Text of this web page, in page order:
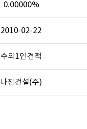
0.00000%
2010-02-22
수의1인견적
나진건설(주)